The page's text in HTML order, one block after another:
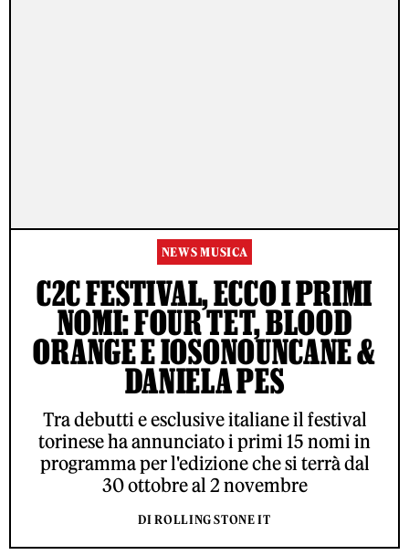
NEWS MUSICA
C2C FESTIVAL, ECCO I PRIMI
NOMI: FOUR TET, BLOOD
ORANGE E IOSONOUNCANE &
DANIELA PES
Tra debutti e esclusive italiane il festival
torinese ha annunciato i primi 15 nomi in
programma per l'edizione che si terrà dal
30 ottobre al 2 novembre
DI ROLLING STONE IT